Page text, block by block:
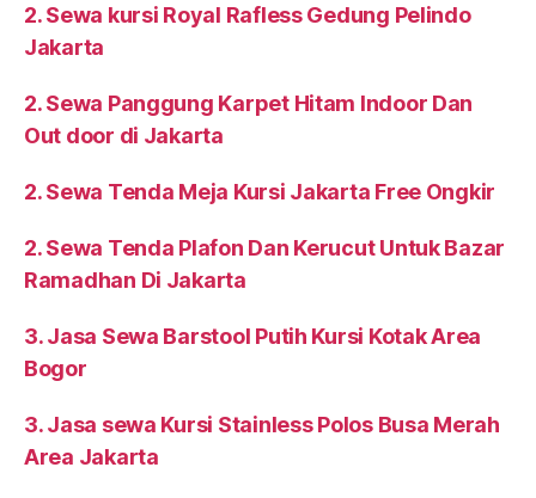
2. Sewa kursi Royal Rafless Gedung Pelindo
Jakarta
2. Sewa Panggung Karpet Hitam Indoor Dan
Out door di Jakarta
2. Sewa Tenda Meja Kursi Jakarta Free Ongkir
2. Sewa Tenda Plafon Dan Kerucut Untuk Bazar
Ramadhan Di Jakarta
3. Jasa Sewa Barstool Putih Kursi Kotak Area
Bogor
3. Jasa sewa Kursi Stainless Polos Busa Merah
Area Jakarta